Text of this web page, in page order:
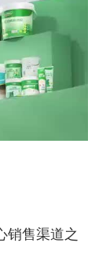
销售渠道之